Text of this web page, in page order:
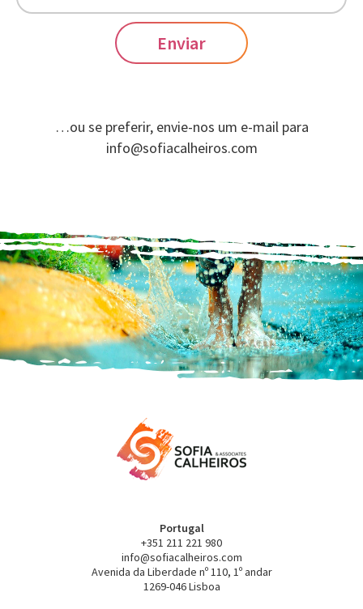
Enviar
…ou se preferir, envie-nos um e-mail para
info@sofiacalheiros.com
Portugal
+351 211 221 980
info@sofiacalheiros.com
Avenida da Liberdade nº 110, 1º andar
1269-046 Lisboa